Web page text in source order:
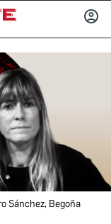
Sánchez, Begoña